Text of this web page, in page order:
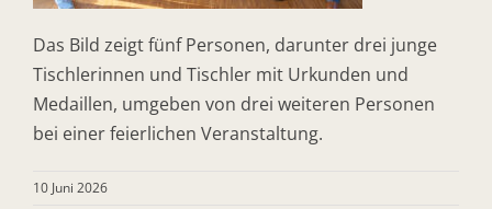
Das Bild zeigt fünf Personen, darunter drei junge
Tischlerinnen und Tischler mit Urkunden und
Medaillen, umgeben von drei weiteren Personen
bei einer feierlichen Veranstaltung.
10 Juni 2026